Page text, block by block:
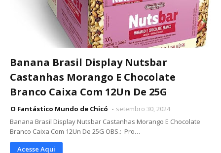
Banana Brasil Display Nutsbar
Castanhas Morango E Chocolate
Branco Caixa Com 12Un De 25G
O Fantástico Mundo de Chicó
setembro 30, 2024
Banana Brasil Display Nutsbar Castanhas Morango E Chocolate
Branco Caixa Com 12Un De 25G OBS.: Pro…
Acesse Aqui